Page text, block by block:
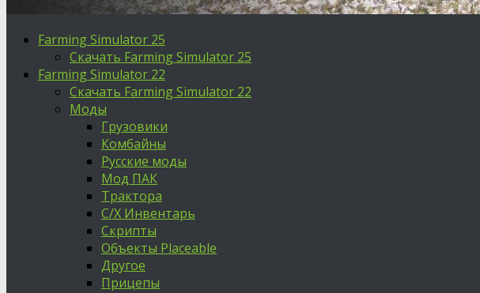
Farming Simulator 25
Скачать Farming Simulator 25
Farming Simulator 22
Скачать Farming Simulator 22
Моды
Грузовики
Комбайны
Русские моды
Мод ПАК
Трактора
С/Х Инвентарь
Скрипты
Объекты Placeable
Другое
Прицепы